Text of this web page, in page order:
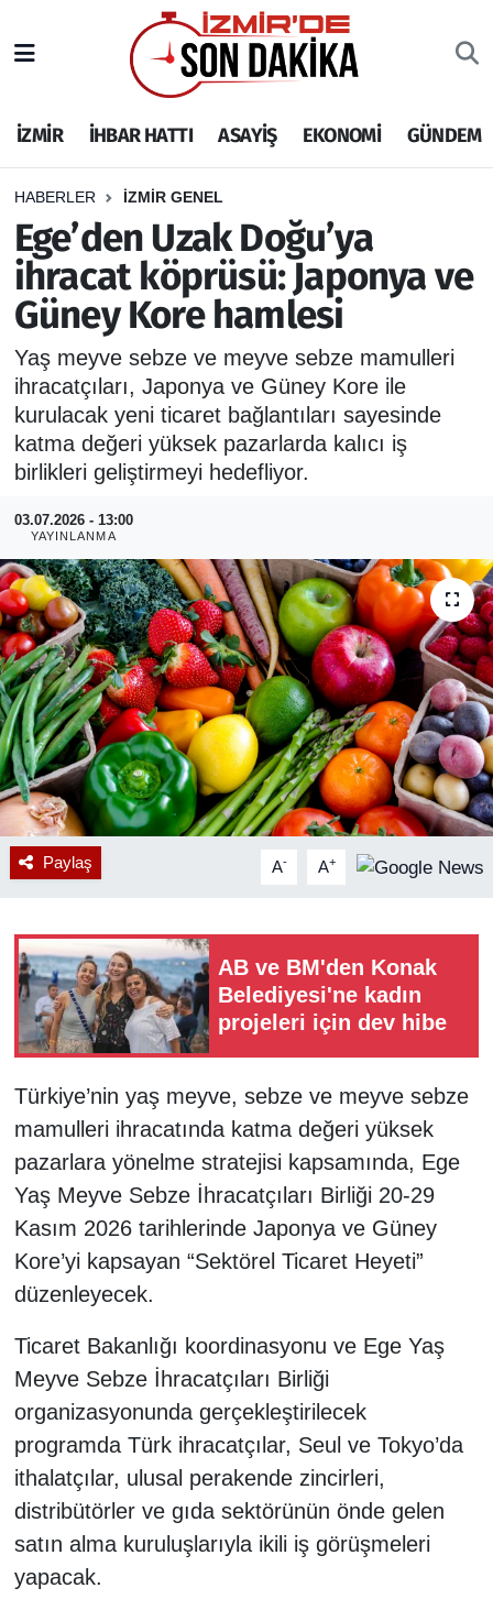
İZMİR İHBAR HATTI ASAYİŞ EKONOMİ GÜNDEM
HABERLER İZMİR GENEL
Ege’den Uzak Doğu’ya
ihracat köprüsü: Japonya ve
Güney Kore hamlesi
Yaş meyve sebze ve meyve sebze mamulleri
ihracatçıları, Japonya ve Güney Kore ile
kurulacak yeni ticaret bağlantıları sayesinde
katma değeri yüksek pazarlarda kalıcı iş
birlikleri geliştirmeyi hedefliyor.
03.07.2026 - 13:00
YAYINLANMA
Paylaş A- A+
AB ve BM'den Konak
Belediyesi'ne kadın
projeleri için dev hibe
Türkiye’nin yaş meyve, sebze ve meyve sebze
mamulleri ihracatında katma değeri yüksek
pazarlara yönelme stratejisi kapsamında, Ege
Yaş Meyve Sebze İhracatçıları Birliği 20-29
Kasım 2026 tarihlerinde Japonya ve Güney
Kore’yi kapsayan “Sektörel Ticaret Heyeti”
düzenleyecek.
Ticaret Bakanlığı koordinasyonu ve Ege Yaş
Meyve Sebze İhracatçıları Birliği
organizasyonunda gerçekleştirilecek
programda Türk ihracatçılar, Seul ve Tokyo’da
ithalatçılar, ulusal perakende zincirleri,
distribütörler ve gıda sektörünün önde gelen
satın alma kuruluşlarıyla ikili iş görüşmeleri
yapacak.
İHBAR HATTI
DEPREM
GENEL
EKONOMİ
SİYASET
SPOR
ASAYİŞ
RESMİ REKLAM
İzmir Nöbetçi Eczaneler
İzmir Hava Durumu
İzmir Namaz Vakitleri
İzmir Trafik Yoğunluk Haritası
Puan Durumu ve Fikstür
Tüm Manşetler
Son Dakika Haberleri
Haber Arşivi